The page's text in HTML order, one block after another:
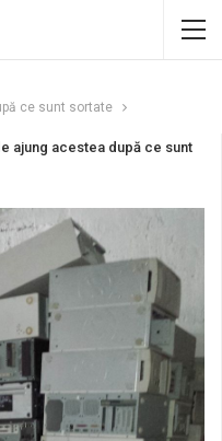
ce sunt sortate
ajung acestea după ce sunt